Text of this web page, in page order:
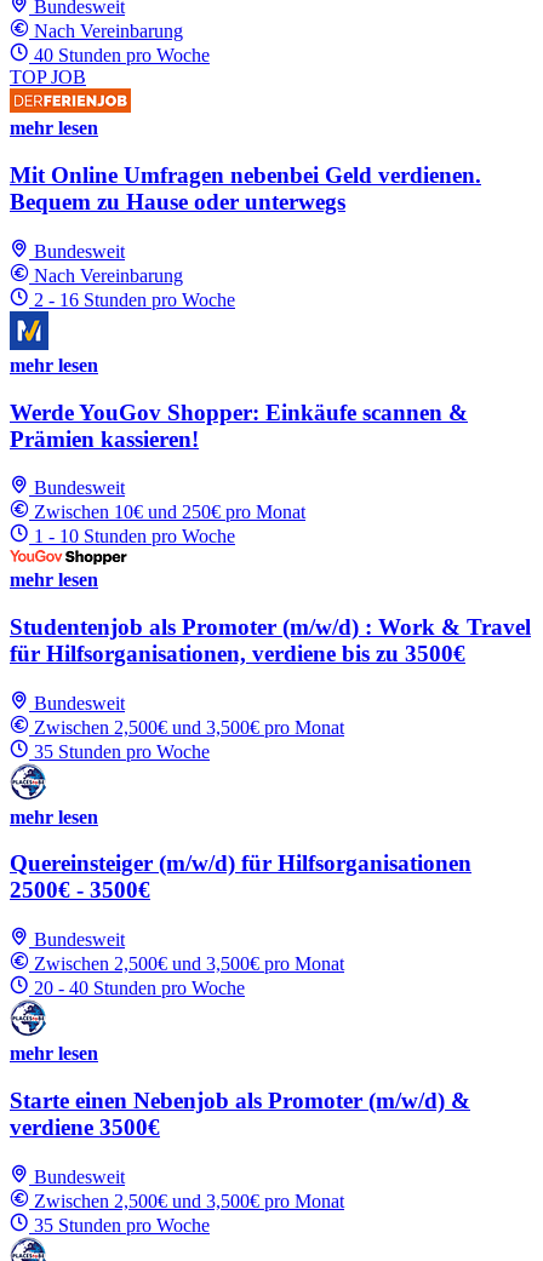
Bundesweit
Nach Vereinbarung
40 Stunden pro Woche
TOP JOB
mehr lesen
Mit Online Umfragen nebenbei Geld verdienen.
Bequem zu Hause oder unterwegs
Bundesweit
Nach Vereinbarung
2 - 16 Stunden pro Woche
mehr lesen
Werde YouGov Shopper: Einkäufe scannen &
Prämien kassieren!
Bundesweit
Zwischen 10€ und 250€ pro Monat
1 - 10 Stunden pro Woche
mehr lesen
Studentenjob als Promoter (m/w/d) : Work & Travel
für Hilfsorganisationen, verdiene bis zu 3500€
Bundesweit
Zwischen 2,500€ und 3,500€ pro Monat
35 Stunden pro Woche
mehr lesen
Quereinsteiger (m/w/d) für Hilfsorganisationen
2500€ - 3500€
Bundesweit
Zwischen 2,500€ und 3,500€ pro Monat
20 - 40 Stunden pro Woche
mehr lesen
Starte einen Nebenjob als Promoter (m/w/d) &
verdiene 3500€
Bundesweit
Zwischen 2,500€ und 3,500€ pro Monat
35 Stunden pro Woche